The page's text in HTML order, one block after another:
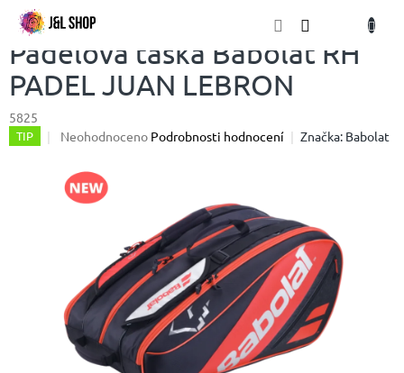
Přejít
obsah
Padelová taška Babolat RH
PADEL JUAN LEBRON
5825
TIP
Průměrné
produktu
je
0,0
hvězdiček.
Neohodnoceno Podrobnosti hodnocení Značka: Babolat